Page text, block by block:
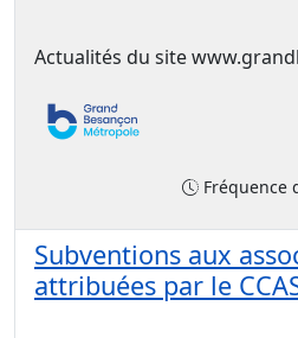
Actualités du site
Fréquence
Subventions aux
attribuées par le